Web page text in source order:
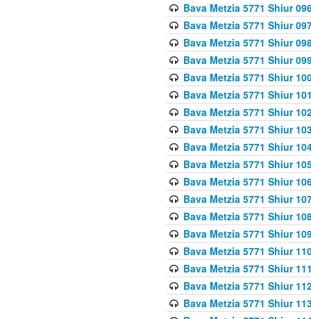
Bava Metzia 5771 Shiur
Bava Metzia 5771 Shiur
Bava Metzia 5771 Shiur
Bava Metzia 5771 Shiur
Bava Metzia 5771 Shiur
Bava Metzia 5771 Shiur
Bava Metzia 5771 Shiur
Bava Metzia 5771 Shiur
Bava Metzia 5771 Shiur
Bava Metzia 5771 Shiur
Bava Metzia 5771 Shiur
Bava Metzia 5771 Shiur
Bava Metzia 5771 Shiur
Bava Metzia 5771 Shiur
Bava Metzia 5771 Shiur
Bava Metzia 5771 Shiur
Bava Metzia 5771 Shiur
Bava Metzia 5771 Shiur